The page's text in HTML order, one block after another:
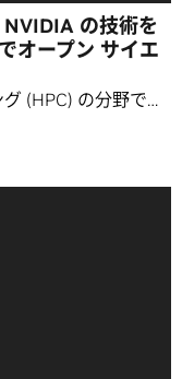
の技術を
オープン サイエ
(HPC) の分野で…